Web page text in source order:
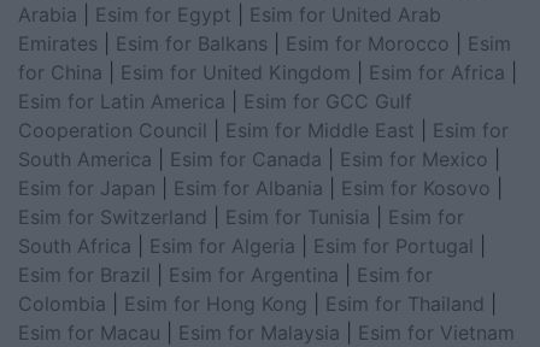
Arabia
Esim for Egypt
Esim for United Arab
Emirates
Esim for Balkans Esim for Morocco
Esim
for China
Esim for United Kingdom Esim for Africa
Esim for Latin America
Esim for GCC Gulf
Cooperation Council
Esim for Middle East
Esim for
South America
Esim for Canada Esim for Mexico
Esim for Japan
Esim for Albania Esim for Kosovo
Esim for Switzerland
Esim for Tunisia
Esim for
South Africa
Esim for Algeria Esim for Portugal
Esim for Brazil
Esim for Argentina
Esim for
Colombia
Esim for Hong Kong Esim for Thailand
Esim for Macau
Esim for Malaysia
Esim for Vietnam